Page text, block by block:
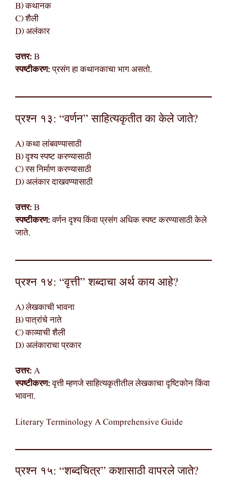
B) कथानक
C) शैली
D) अलंकार
उत्तर: B
स्पष्टीकरण:प्रसंग हा कथानकाचा भाग असतो.
प्रश्न १३: “वर्णन” साहित्यकृतीत का केले जाते?
A) कथा लांबवण्यासाठी
B) दृश्य स्पष्ट करण्यासाठी
C) रस निर्माण करण्यासाठी
D) अलंकार दाखवण्यासाठी
उत्तर: B
स्पष्टीकरण:वर्णन दृश्य किंवा प्रसंग अधिक स्पष्ट करण्यासाठी केले
जाते.
प्रश्न १४: “वृत्ती” शब्दाचा अर्थ काय आहे?
A) लेखकाची भावना
B) पात्रांचे नाते
C) काव्याची शैली
D) अलंकाराचा प्रकार
उत्तर: A
स्पष्टीकरण:वृत्ती म्हणजे साहित्यकृतीतील लेखकाचा दृष्टिकोन किंवा
भावना.
Literary Terminology A Comprehensive Guide
प्रश्न १५: “शब्दचित्र” कशासाठी वापरले जाते?